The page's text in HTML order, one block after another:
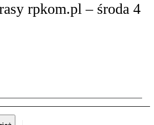
rpkom.pl – środa 4